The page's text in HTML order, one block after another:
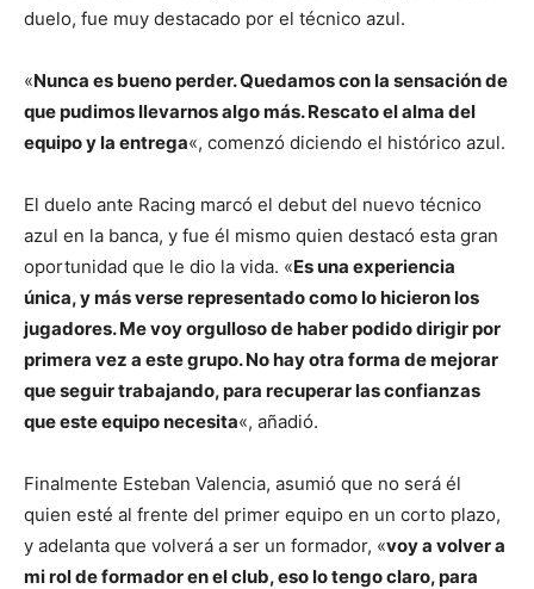
duelo, fue muy destacado por el técnico azul.
«Nunca es bueno perder. Quedamos con la sensación de
que pudimos llevarnos algo más. Rescato el alma del
equipo y la entrega«, comenzó diciendo el histórico azul.
El duelo ante Racing marcó el debut del nuevo técnico
azul en la banca, y fue él mismo quien destacó esta gran
oportunidad que le dio la vida. «Es una experiencia
única, y más verse representado como lo hicieron los
jugadores. Me voy orgulloso de haber podido dirigir por
primera vez a este grupo. No hay otra forma de mejorar
que seguir trabajando, para recuperar las confianzas
que este equipo necesita«, añadió.
Finalmente Esteban Valencia, asumió que no será él
quien esté al frente del primer equipo en un corto plazo,
y adelanta que volverá a ser un formador, «voy a volver a
mi rol de formador en el club, eso lo tengo claro, para